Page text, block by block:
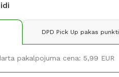
DPD Pick Up pakas punkti
pakalpojuma cena: 5,99 EUR